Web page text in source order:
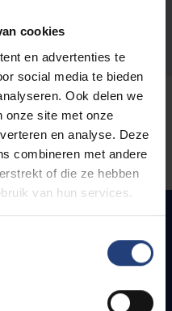
cookies
en advertenties te
social media te bieden
Ook delen we
onze site met onze
en analyse. Deze
combineren met andere
of die ze hebben
van hun services.